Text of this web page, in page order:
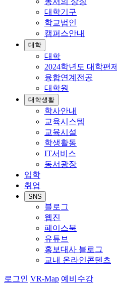
대학기구
학교법인
캠퍼스안내
대학
대학
2024학년도 대학편제
융합연계전공
대학원
대학생활
학사안내
교육시스템
교육시설
학생활동
IT서비스
동서광장
입학
취업
SNS
블로그
웹진
페이스북
유튜브
홍보대사 블로그
교내 온라인콘텐츠
로그인 VR-Map 예비수강